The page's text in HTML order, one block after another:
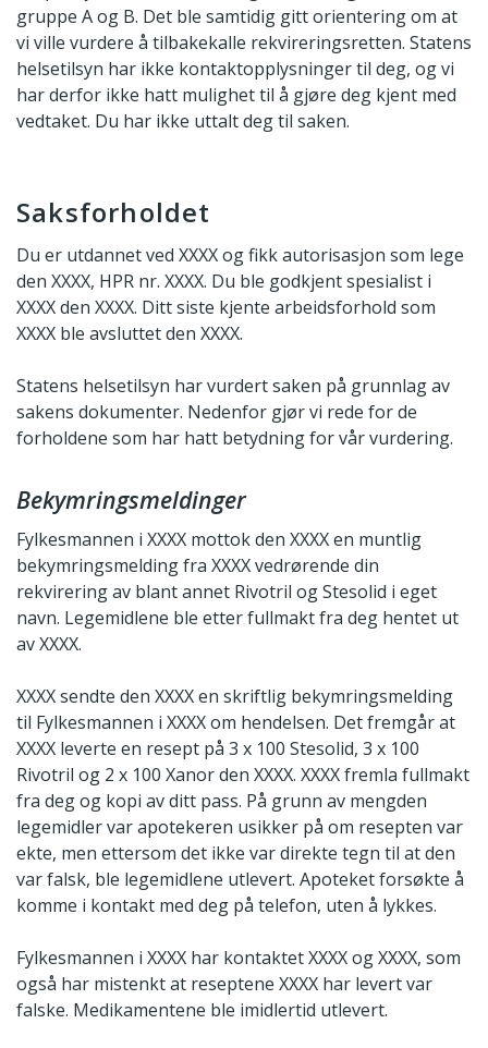
gruppe A og B. Det ble samtidig gitt orientering om at
vi ville vurdere å tilbakekalle rekvireringsretten. Statens
helsetilsyn har ikke kontaktopplysninger til deg, og vi
har derfor ikke hatt mulighet til å gjøre deg kjent med
vedtaket. Du har ikke uttalt deg til saken.
Saksforholdet
Du er utdannet ved XXXX og fikk autorisasjon som lege
den XXXX, HPR nr. XXXX. Du ble godkjent spesialist i
XXXX den XXXX. Ditt siste kjente arbeidsforhold som
XXXX ble avsluttet den XXXX.
Statens helsetilsyn har vurdert saken på grunnlag av
sakens dokumenter. Nedenfor gjør vi rede for de
forholdene som har hatt betydning for vår vurdering.
Bekymringsmeldinger
Fylkesmannen i XXXX mottok den XXXX en muntlig
bekymringsmelding fra XXXX vedrørende din
rekvirering av blant annet Rivotril og Stesolid i eget
navn. Legemidlene ble etter fullmakt fra deg hentet ut
av XXXX.
XXXX sendte den XXXX en skriftlig bekymringsmelding
til Fylkesmannen i XXXX om hendelsen. Det fremgår at
XXXX leverte en resept på 3 x 100 Stesolid, 3 x 100
Rivotril og 2 x 100 Xanor den XXXX. XXXX fremla fullmakt
fra deg og kopi av ditt pass. På grunn av mengden
legemidler var apotekeren usikker på om resepten var
ekte, men ettersom det ikke var direkte tegn til at den
var falsk, ble legemidlene utlevert. Apoteket forsøkte å
komme i kontakt med deg på telefon, uten å lykkes.
Fylkesmannen i XXXX har kontaktet XXXX og XXXX, som
også har mistenkt at reseptene XXXX har levert var
falske. Medikamentene ble imidlertid utlevert.